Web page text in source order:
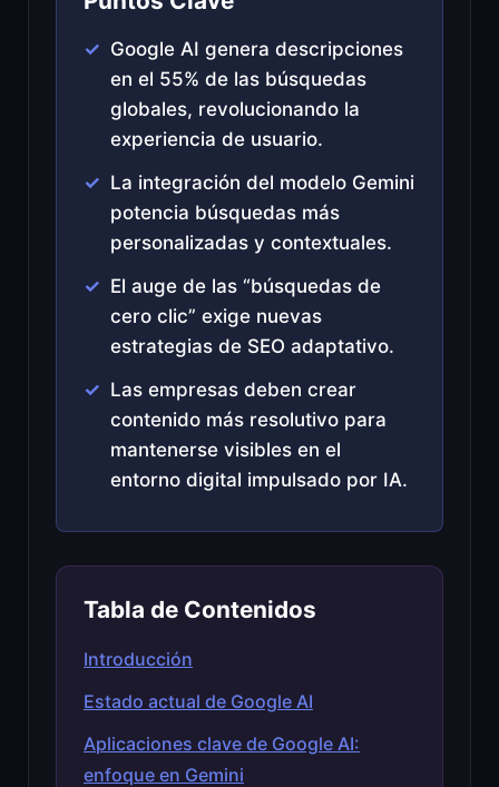
Google AI genera descripciones
en el 55% de las búsquedas
globales, revolucionando la
experiencia de usuario.
La integración del modelo Gemini
potencia búsquedas más
personalizadas y contextuales.
El auge de las “búsquedas de
cero clic” exige nuevas
estrategias de SEO adaptativo.
Las empresas deben crear
contenido más resolutivo para
mantenerse visibles en el
entorno digital impulsado por IA.
Tabla de Contenidos
Introducción
Estado actual de Google AI
Aplicaciones clave de Google AI:
enfoque en Gemini